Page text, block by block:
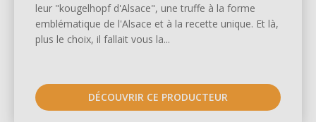
leur "kougelhopf d'Alsace", une truffe à la forme
emblématique de l'Alsace et à la recette unique. Et là,
plus le choix, il fallait vous la...
DÉCOUVRIR CE PRODUCTEUR